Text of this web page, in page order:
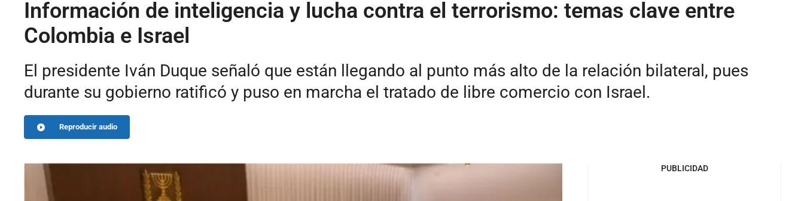
Información de inteligencia y lucha contra el terrorismo: temas clave entre
Colombia e Israel
El presidente Iván Duque señaló que están llegando al punto más alto de la relación bilateral, pues
durante su gobierno ratificó y puso en marcha el tratado de libre comercio con Israel.
Reproducir audio
PUBLICIDAD